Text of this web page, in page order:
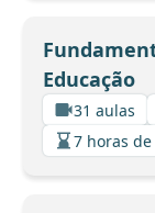
Educação
31 aulas
7 horas